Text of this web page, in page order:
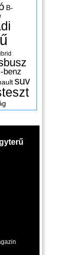
B-
benz
suv